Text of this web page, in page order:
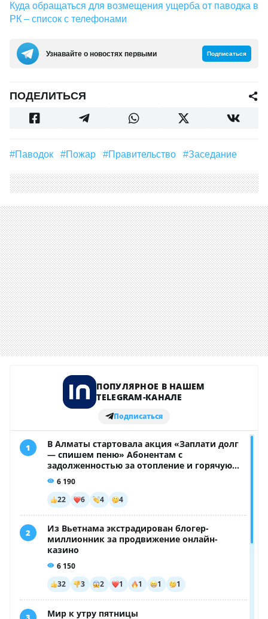
Куда обращаться для возмещения ущерба от паводка в
РК – список с телефонами
Узнавайте о новостях первыми Подписаться
ПОДЕЛИТЬСЯ
#паводок #пожар #правительство #заседание